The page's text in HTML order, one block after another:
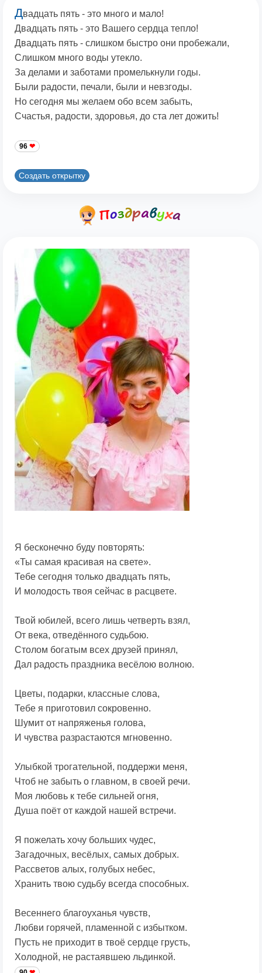
Двадцать пять - это много и мало!
Двадцать пять - это Вашего сердца тепло!
Двадцать пять - слишком быстро они пробежали,
Слишком много воды утекло.
За делами и заботами промелькнули годы.
Были радости, печали, были и невзгоды.
Но сегодня мы желаем обо всем забыть,
Счастья, радости, здоровья, до ста лет дожить!
96
Создать открытку
Я бесконечно буду повторять:
«Ты самая красивая на свете».
Тебе сегодня только двадцать пять,
И молодость твоя сейчас в расцвете.
Твой юбилей, всего лишь четверть взял,
От века, отведённого судьбою.
Столом богатым всех друзей принял,
Дал радость праздника весёлою волною.
Цветы, подарки, классные слова,
Тебе я приготовил сокровенно.
Шумит от напряженья голова,
И чувства разрастаются мгновенно.
Улыбкой трогательной, поддержи меня,
Чтоб не забыть о главном, в своей речи.
Моя любовь к тебе сильней огня,
Душа поёт от каждой нашей встречи.
Я пожелать хочу больших чудес,
Загадочных, весёлых, самых добрых.
Рассветов алых, голубых небес,
Хранить твою судьбу всегда способных.
Весеннего благоуханья чувств,
Любви горячей, пламенной с избытком.
Пусть не приходит в твоё сердце грусть,
Холодной, не растаявшею льдинкой.